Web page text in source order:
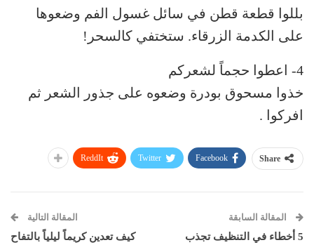
بللوا قطعة قطن في سائل غسول الفم وضعوها
على الكدمة الزرقاء. ستختفي كالسحر!
4- اعطوا حجماً لشعركم
خذوا مسحوق بودرة وضعوه على جذور الشعر ثم
افركوا .
Share
Facebook
Twitter
ReddIt
المقالة السابقة
5 أخطاء في التنظيف تجذب
المقالة التالية
كيف تعدين كريماً ليلياً بالتفاح